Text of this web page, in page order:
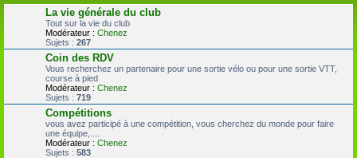
h
La vie générale du club
Tout sur la vie du club
Modérateur : Chenez
Sujets : 267
Coin des RDV
Vous recherchez un partenaire pour une sortie vélo ou pour une sortie VTT,
course à pied
Modérateur : Chenez
Sujets : 719
Compétitions
vous avez participé à une compétition, vous cherchez du monde pour faire
une équipe,....
Modérateur : Chenez
Sujets : 583